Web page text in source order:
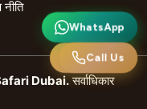
नीति
Dubai.सर्वाधिकार
व्हाट्सएप
हमें कॉल करें
WhatsApp
Call Us